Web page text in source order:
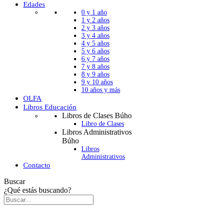
Edades
0 y 1 año
1 y 2 años
2 y 3 años
3 y 4 años
4 y 5 años
5 y 6 años
6 y 7 años
7 y 8 años
8 y 9 años
9 y 10 años
10 años y más
OLFA
Libros Educación
Libros de Clases Búho
Libro de Clases
Libros Administrativos
Búho
Libros
Administrativos
Contacto
Buscar
¿Qué estás buscando?